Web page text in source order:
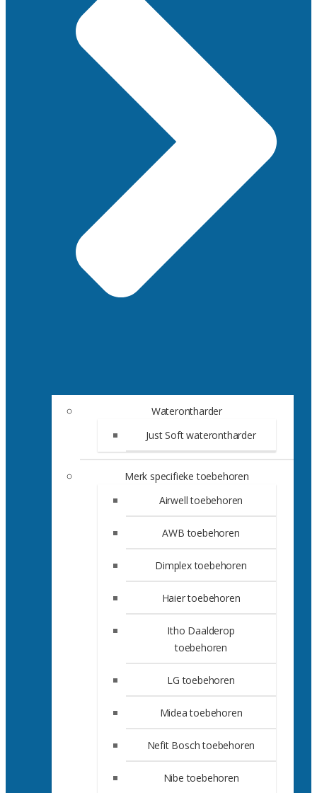
Waterontharder
Just Soft waterontharder
Merk specifieke toebehoren
Airwell toebehoren
AWB toebehoren
Dimplex toebehoren
Haier toebehoren
Itho Daalderop
toebehoren
LG toebehoren
Midea toebehoren
Nefit Bosch toebehoren
Nibe toebehoren